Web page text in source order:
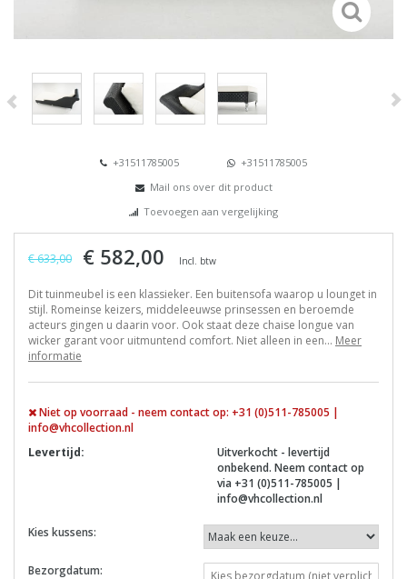
+31511785005
+31511785005
Mail ons over dit product
Toevoegen aan vergelijking
€ 633,00 € 582,00 Incl. btw
Dit tuinmeubel is een klassieker. Een buitensofa waarop u lounget in
stijl. Romeinse keizers, middeleeuwse prinsessen en beroemde
acteurs gingen u daarin voor. Ook staat deze chaise longue van
wicker garant voor uitmuntend comfort. Niet alleen in een... Meer
informatie
Niet op voorraad - neem contact op: +31 (0)511-785005 |
info@vhcollection.nl
Levertijd:
Uitverkocht - levertijd
onbekend. Neem contact op
via +31 (0)511-785005 |
info@vhcollection.nl
Kies kussens:
Bezorgdatum: